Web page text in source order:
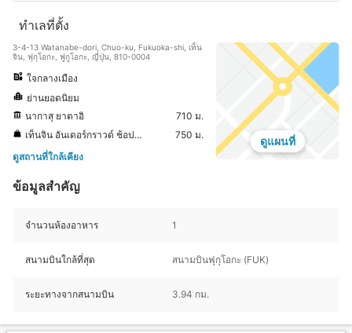
ทำเลที่ตั้ง
3-4-13 Watanabe-dori, Chuo-ku, Fukuoka-shi, เท็น
จิน, ฟุกุโอกะ, ฟูกูโอกะ, ญี่ปุ่น, 810-0004
ใจกลางเมือง
ย่านยอดนิยม
นากาสุ ยาตาอิ
710 ม.
เท็นจิน อันเดอร์กราวด์ ช้อปปิ้งเซ็นเตอร์
750 ม.
ดูสถานที่ใกล้เคียง
ดูแผนที่
ข้อมูลสำคัญ
จำนวนห้องอาหาร 1
สนามบินใกล้ที่สุด สนามบินฟุกุโอกะ (FUK)
ระยะทางจากสนามบิน 3.94 กม.